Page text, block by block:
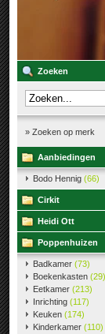
Zoeken
» Zoeken op merk
Aanbiedingen
Bodo Hennig (66)
Cirkit
Heidi Ott
Poppenhuizen
Badkamer (73)
Boekenkasten (29)
Eetkamer (213)
Inrichting (117)
Keuken (174)
Kinderkamer (110)